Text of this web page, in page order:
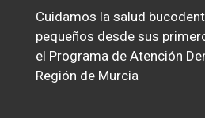
Cuidamos la salud
pequeños desde sus
el Programa de Atención
Región de Murcia